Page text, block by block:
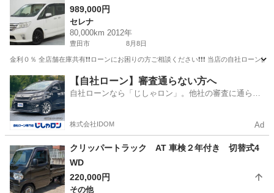
989,000円
セレナ
80,000km 2012年
豊田市 8月8日
金利０％ 全店舗在庫共有❗️❗️ローンにお困りの方ご相談ください❗️❗️❗️ 当店の自社ロ
愛知 豊田市 セレナ ローン
【自社ローン】審査通らない方へ
自社ローンなら「じしゃロン」。他社の審査に通らな
株式会社IDOM Ad
クリッパートラック AT 車検２年付き 切替式4
WD
220,000円
その他